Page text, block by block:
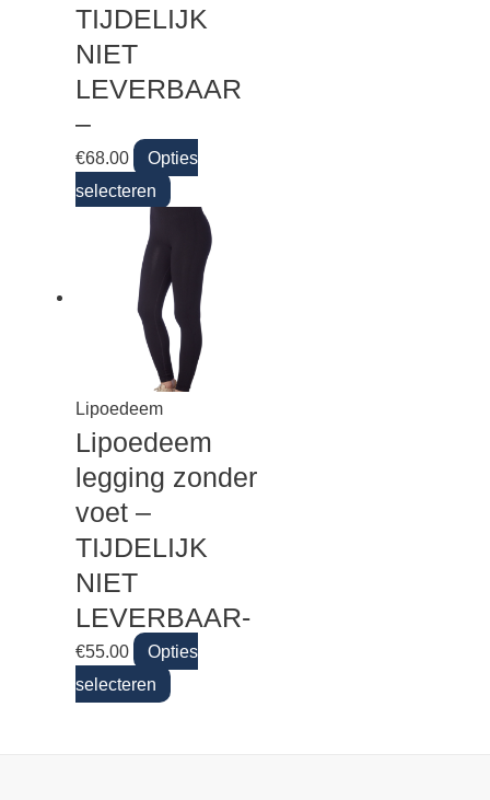
TIJDELIJK
NIET
LEVERBAAR
–
€68.00
Opties
selecteren
Lipoedeem
Lipoedeem
legging zonder
voet –
TIJDELIJK
NIET
LEVERBAAR-
€55.00
Opties
selecteren